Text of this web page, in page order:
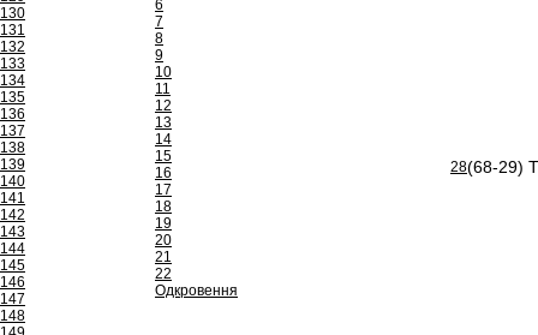
130
131
132
133
134
135
136
137
138
139
140
141
142
143
144
145
146
147
148
6
7
8
9
10
11
12
13
14
15
16
17
18
19
20
21
22
Одкровення
28(68-29)